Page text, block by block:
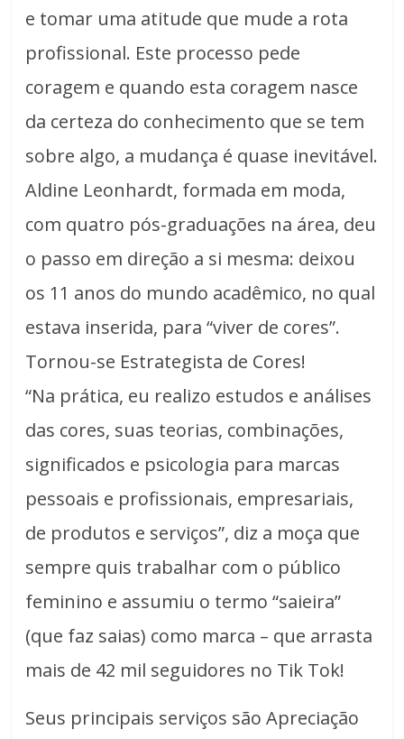
e tomar uma atitude que mude a rota
profissional. Este processo pede
coragem e quando esta coragem nasce
da certeza do conhecimento que se tem
sobre algo, a mudança é quase inevitável.
Aldine Leonhardt, formada em moda,
com quatro pós-graduações na área, deu
o passo em direção a si mesma: deixou
os 11 anos do mundo acadêmico, no qual
estava inserida, para “viver de cores”.
Tornou-se Estrategista de Cores!
“Na prática, eu realizo estudos e análises
das cores, suas teorias, combinações,
significados e psicologia para marcas
pessoais e profissionais, empresariais,
de produtos e serviços”, diz a moça que
sempre quis trabalhar com o público
feminino e assumiu o termo “saieira”
(que faz saias) como marca – que arrasta
mais de 42 mil seguidores no Tik Tok!
Seus principais serviços são Apreciação